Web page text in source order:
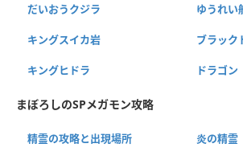
だいおうクジラ ゆうれい
キングスイカ岩 ブラック
キングヒドラ ドラゴン
まぼろしのSPメガモン攻略
精霊の攻略と出現場所 炎の精霊